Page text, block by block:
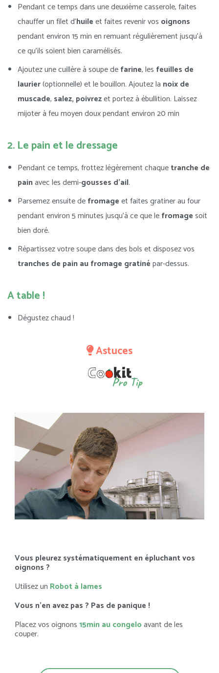
Pendant ce temps dans une deuxième casserole, faites
chauffer un filet d’huileet faites revenir vos oignons
pendant environ 15 min en remuant régulièrement jusqu’à
ce qu’ils soient bien caramélisés.
Ajoutez une cuillère à soupe defarine, les feuilles de
laurier(optionnelle) et le bouillon. Ajoutez la noix de
muscade, salez, poivrezet portez à ébullition. Laissez
mijoter à feu moyen doux pendant environ 20 min
2. Le pain et le dressage
Pendant ce temps, frottez légèrement chaquetranche de
painavec les demi-gousses d’ail.
Parsemez ensuite defromageet faites gratiner au four
pendant environ 5 minutes jusqu’à ce que lefromagesoit
bien doré.
Répartissez votre soupe dans des bols et disposez vos
tranches de pain au fromage gratinépar-dessus.
A table !
Dégustez chaud !
Astuces
Pro Tip
Vous pleurez systématiquement en épluchant vos
oignons ?
Utilisez un Robot à lames
Vous n’en avez pas ? Pas de panique !
Placez vos oignons15min au congeloavant de les
couper.